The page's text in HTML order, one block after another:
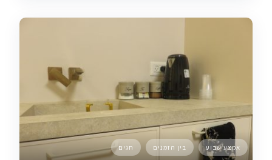
אמצע שבוע בין הזמנים חגים